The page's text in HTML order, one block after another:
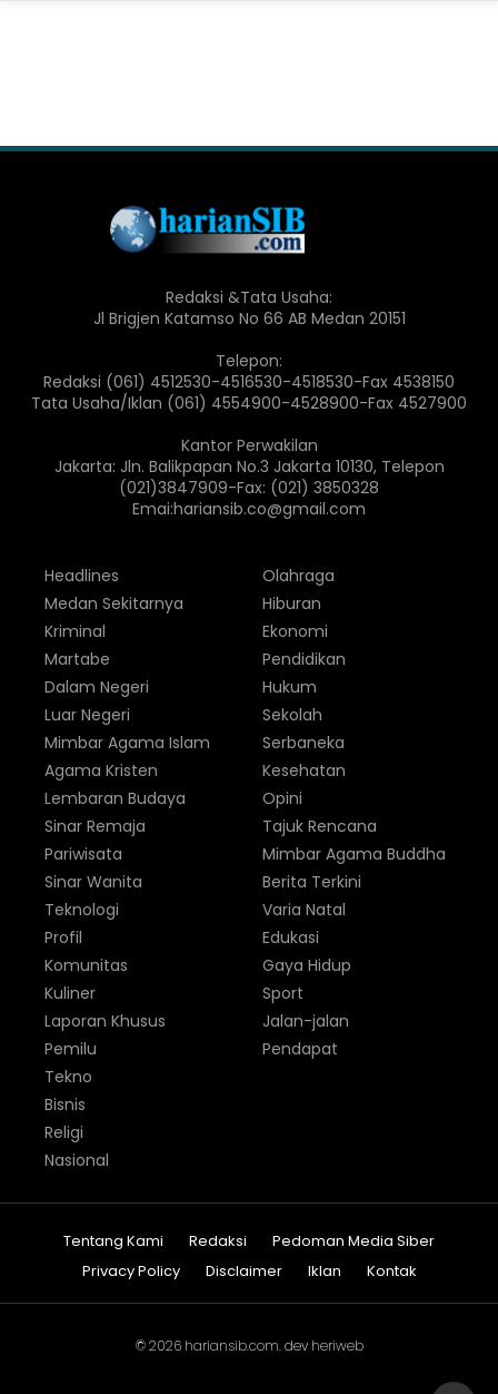
Redaksi &Tata Usaha:
Jl Brigjen Katamso No 66 AB Medan 20151
Telepon:
Redaksi (061) 4512530-4516530-4518530-Fax 4538150
Tata Usaha/Iklan (061) 4554900-4528900-Fax 4527900
Kantor Perwakilan
Jakarta: Jln. Balikpapan No.3 Jakarta 10130, Telepon
(021)3847909-Fax: (021) 3850328
Emai:hariansib.co@gmail.com
Headlines
Medan Sekitarnya
Kriminal
Martabe
Dalam Negeri
Luar Negeri
Olahraga
Hiburan
Ekonomi
Pendidikan
Hukum
Sekolah
Mimbar Agama Islam
Agama Kristen
Lembaran Budaya
Sinar Remaja
Pariwisata
Sinar Wanita
Serbaneka
Kesehatan
Opini
Tajuk Rencana
Mimbar Agama Buddha
Berita Terkini
Teknologi
Profil
Komunitas
Kuliner
Laporan Khusus
Pemilu
Varia Natal
Edukasi
Gaya Hidup
Sport
Jalan-jalan
Pendapat
Tekno
Bisnis
Religi
Nasional
Tentang Kami Redaksi
Pedoman Media Siber
Privacy Policy
Disclaimer Iklan Kontak
© 2026 hariansib.com. dev heriweb